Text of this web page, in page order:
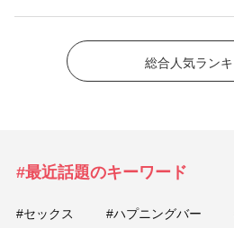
総合人気ラン
#最近話題のキーワード
#セックス #ハプニングバー